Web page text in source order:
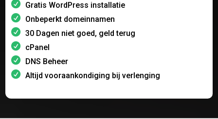
Gratis WordPress installatie
Onbeperkt domeinnamen
30 Dagen niet goed, geld terug
cPanel
DNS Beheer
Altijd vooraankondiging bij verlenging